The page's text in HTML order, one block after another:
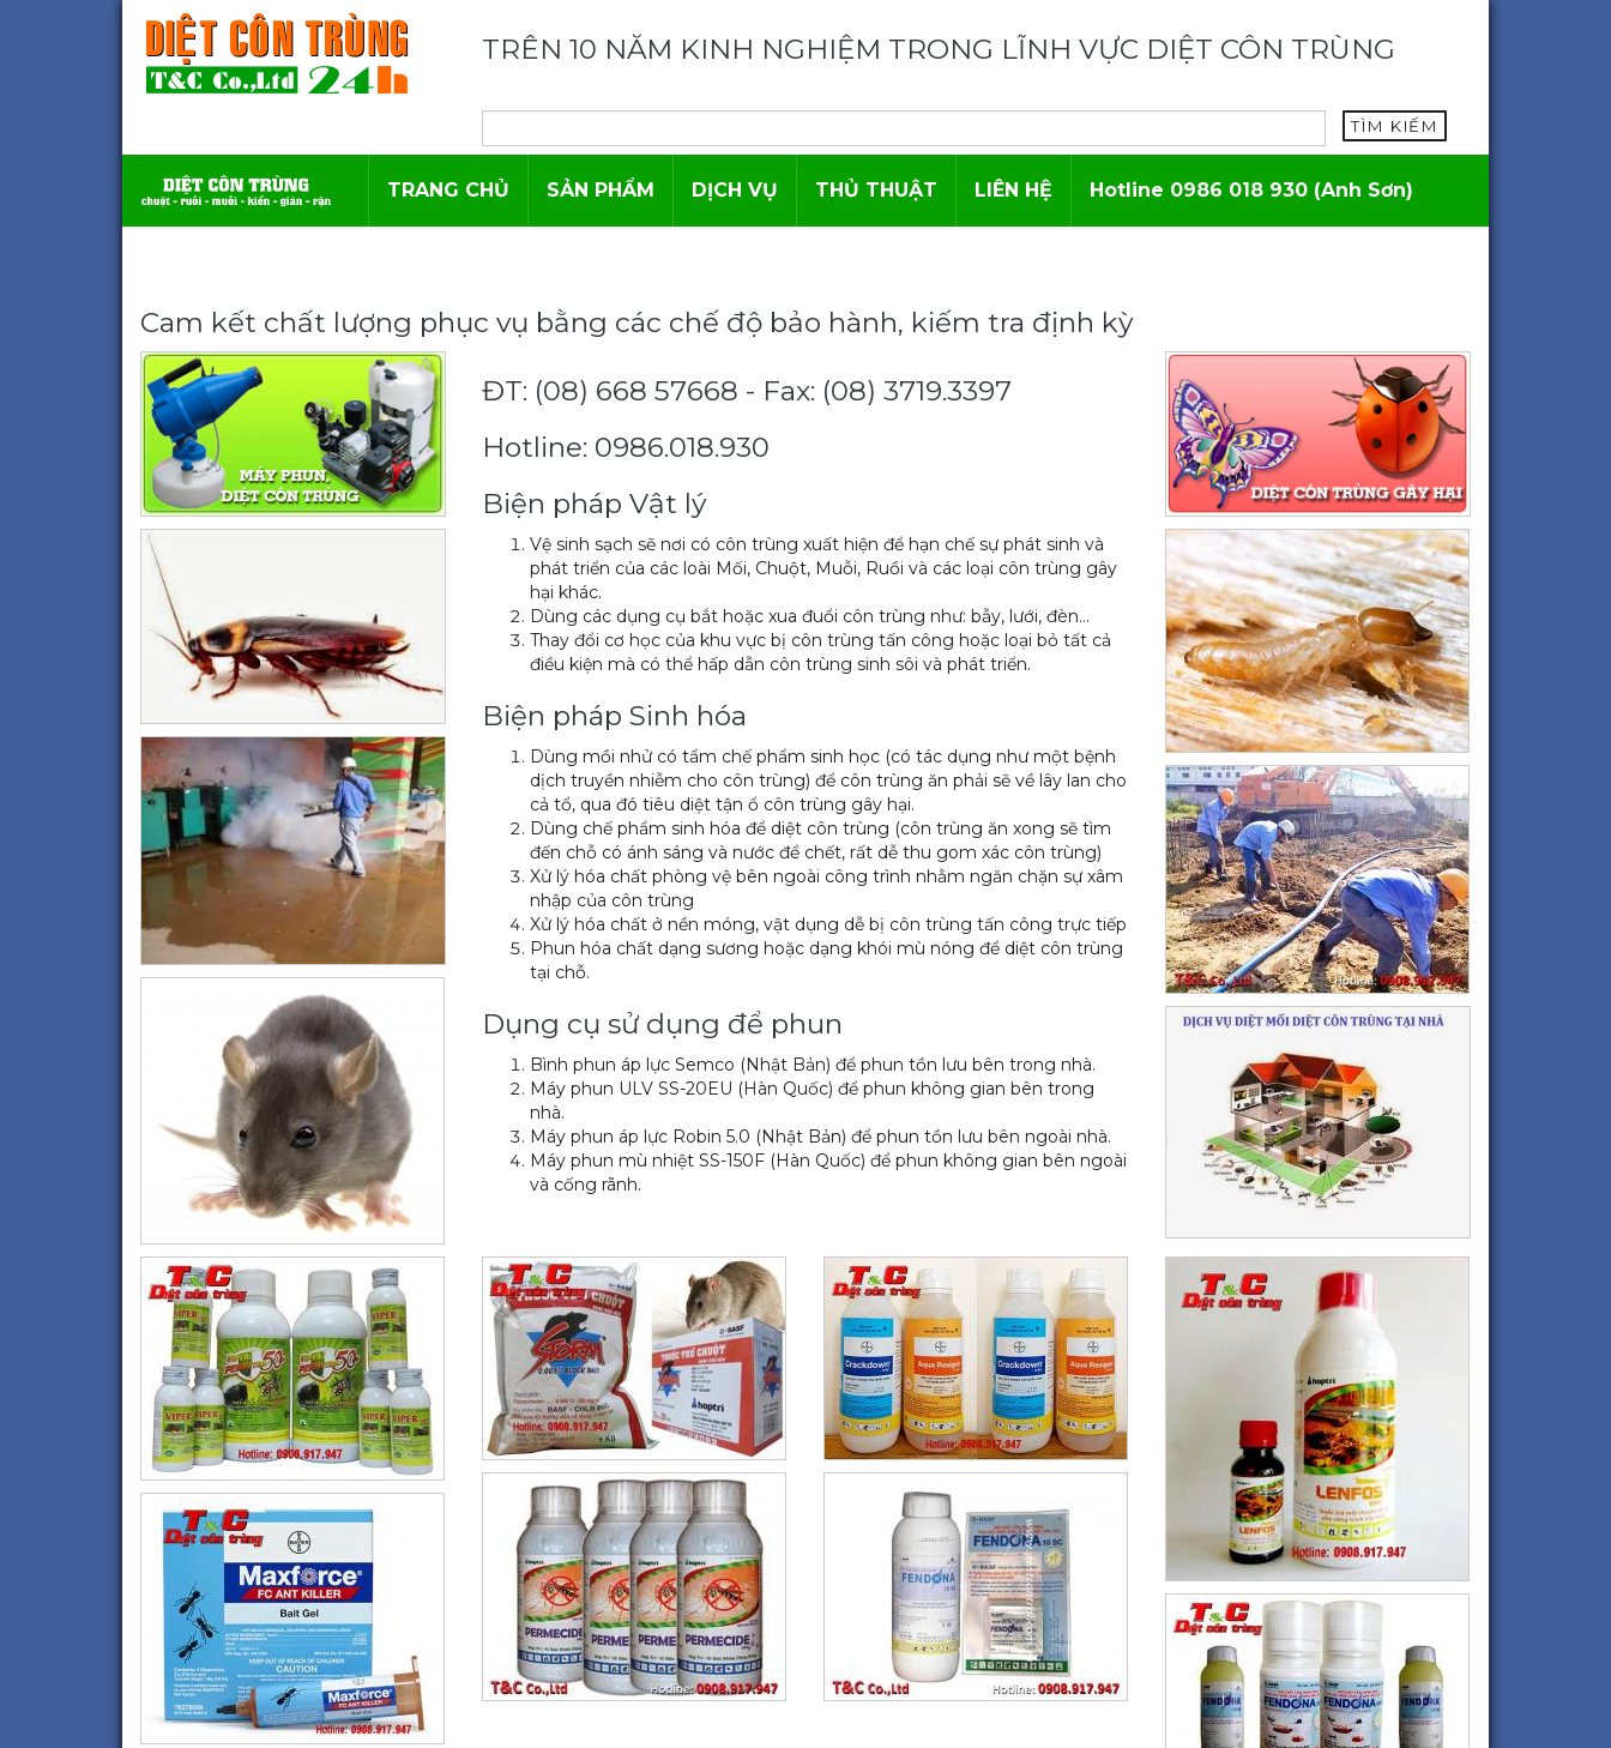
TRÊN 10 NĂM KINH NGHIỆM TRONG LĨNH VỰC DIỆT CÔN TRÙNG
TÌM KIẾM
TRANG CHỦ SẢN PHẨM DỊCH VỤ THỦ THUẬT LIÊN HỆ Hotline 0986 018 930 (Anh Sơn)
Cam kết chất lượng phục vụ bằng các chế độ bảo hành, kiếm tra định kỳ
ĐT: (08) 668 57668 - Fax: (08) 3719.3397
Hotline: 0986.018.930
Biện pháp Vật lý
Vệ sinh sạch sẽ nơi có côn trùng xuất hiện để hạn chế sự phát sinh và
phát triển của các loài Mối, Chuột, Muỗi, Ruồi và các loại côn trùng gây
hại khác.
Dùng các dụng cụ bắt hoặc xua đuổi côn trùng như: bẫy, lưới, đèn…
Thay đổi cơ học của khu vực bị côn trùng tấn công hoặc loại bỏ tất cả
điều kiện mà có thể hấp dẫn côn trùng sinh sôi và phát triển.
Biện pháp Sinh hóa
Dùng mồi nhử có tẩm chế phẩm sinh học (có tác dụng như một bệnh
dịch truyền nhiễm cho côn trùng) để côn trùng ăn phải sẽ về lây lan cho
cả tổ, qua đó tiêu diệt tận ổ côn trùng gây hại.
Dùng chế phẩm sinh hóa để diệt côn trùng (côn trùng ăn xong sẽ tìm
đến chỗ có ánh sáng và nước để chết, rất dễ thu gom xác côn trùng)
Xử lý hóa chất phòng vệ bên ngoài công trình nhằm ngăn chặn sự xâm
nhập của côn trùng
Xử lý hóa chất ở nền móng, vật dụng dễ bị côn trùng tấn công trực tiếp
Phun hóa chất dạng sương hoặc dạng khói mù nóng để diệt côn trùng
tại chỗ.
Dụng cụ sử dụng để phun
Bình phun áp lực Semco (Nhật Bản) để phun tồn lưu bên trong nhà.
Máy phun ULV SS-20EU (Hàn Quốc) để phun không gian bên trong
nhà.
Máy phun áp lực Robin 5.0 (Nhật Bản) để phun tồn lưu bên ngoài nhà.
Máy phun mù nhiệt SS-150F (Hàn Quốc) để phun không gian bên ngoài
và cống rãnh.